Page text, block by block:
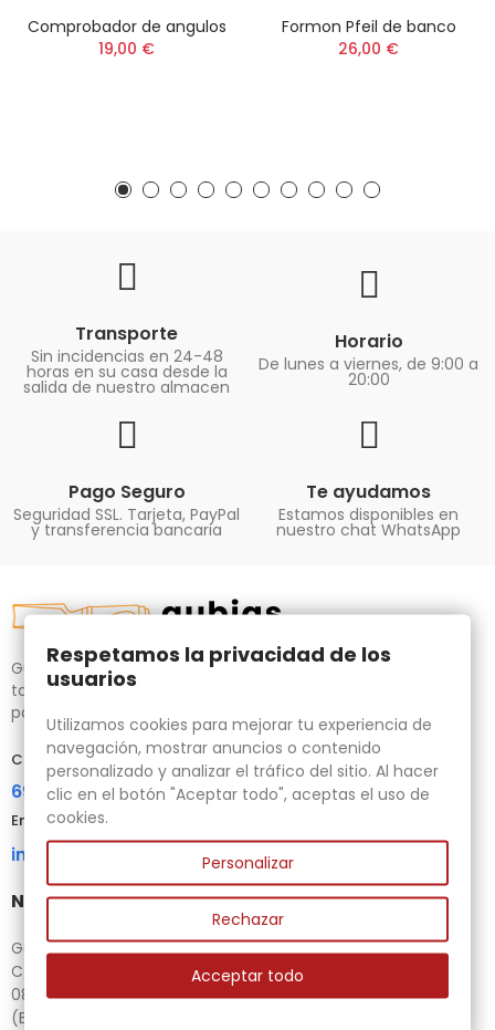
Comprobador de angulos
19,00 €
Formon Pfeil de banco
26,00 €
Transporte
Sin incidencias en 24-48
horas en su casa desde la
salida de nuestro almacen
Horario
De lunes a viernes, de 9:00 a
20:00
Pago Seguro
Seguridad SSL. Tarjeta, PayPal
y transferencia bancaria
Te ayudamos
Estamos disponibles en
nuestro chat WhatsApp
Gubias.com.es, tu tienda especializada en talla de madera,
tornos para bricolaje y maquinaria para la madera auxiliar
para tus necesidades.
Contacta con nosotros
696 95 85 58
Email
info@gubias.com.es
Nuestra tienda
Ganiveteria Rius
C/ Goleta, 11
08221 Terrassa
(Barcelona)
Respetamos la privacidad de los
usuarios
Utilizamos cookies para mejorar tu experiencia de
navegación, mostrar anuncios o contenido
personalizado y analizar el tráfico del sitio. Al hacer
clic en el botón "Aceptar todo", aceptas el uso de
cookies.
Personalizar
Rechazar
Acceptar todo